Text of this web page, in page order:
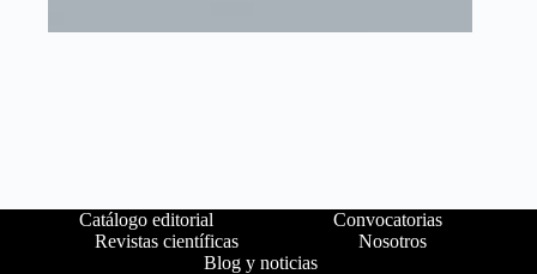
Catálogo editorial
Convocatorias
Revistas científicas
Nosotros
Blog y noticias